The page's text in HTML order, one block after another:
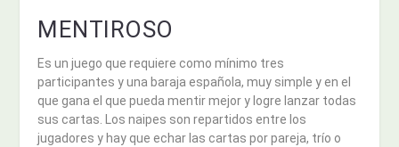
MENTIROSO
Es un juego que requiere como mínimo tres
participantes y una baraja española, muy simple y en el
que gana el que pueda mentir mejor y logre lanzar todas
sus cartas. Los naipes son repartidos entre los
jugadores y hay que echar las cartas por pareja, trío o